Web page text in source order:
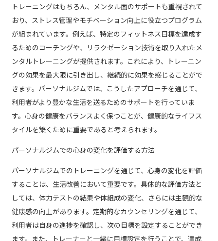
トレーニングはもちろん、メンタル面のサポートも重視されて
おり、ストレス管理やモチベーション向上に役立つプログラム
が組まれています。例えば、特定のフィットネス目標を達成す
るためのコーチングや、リラクゼーション技術を取り入れたメ
ンタルトレーニングが提供されます。これにより、トレーニン
グの効果を最大限に引き出し、継続的に効果を感じることがで
きます。パーソナルジムでは、こうしたアプローチを通じて、
利用者がより豊かな生活を送るためのサポートを行っていま
す。心身の健康をバランスよく保つことが、健康的なライフス
タイルを築くために重要であると考えられます。
パーソナルジムでの心身の変化を評価する方法
パーソナルジムでのトレーニングを通じて、心身の変化を評価
することは、生活改善において重要です。具体的な評価方法と
しては、体力テストの結果や体組成の変化、さらには主観的な
健康感の向上があります。定期的なカウンセリングを通じて、
利用者は自身の進捗を確認し、次の目標を設定することができ
ます。また、トレーナーと一緒に目標設定を行うことで、達成